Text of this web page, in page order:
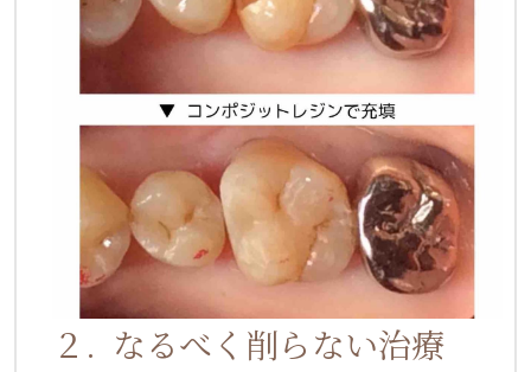
２.  なるべく削らない治療